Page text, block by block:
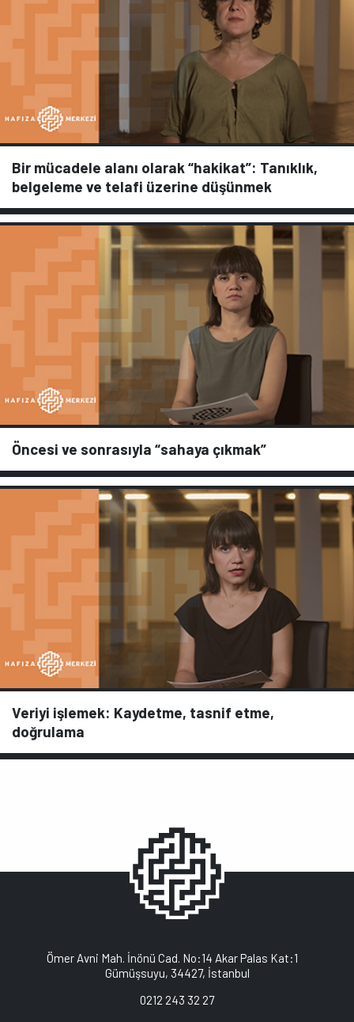
Bir mücadele alanı olarak “hakikat”: Tanıklık,
belgeleme ve telafi üzerine düşünmek
Öncesi ve sonrasıyla “sahaya çıkmak”
Veriyi işlemek: Kaydetme, tasnif etme,
doğrulama
Ömer Avni Mah. İnönü Cad. No:14 Akar Palas Kat:1
Gümüşsuyu, 34427, İstanbul
0212 243 32 27